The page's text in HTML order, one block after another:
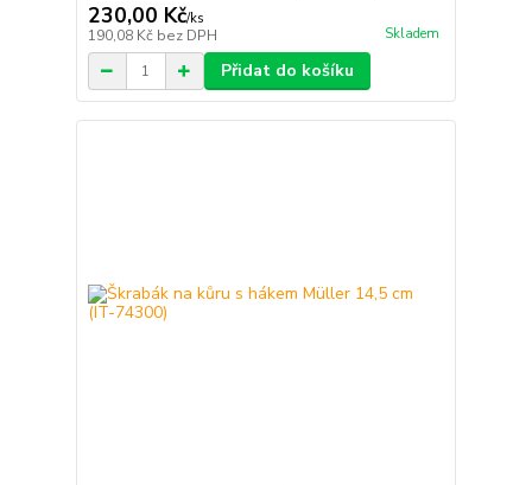
230,00 Kč/ks
190,08 Kč bez DPH Skladem
Přidat do košíku